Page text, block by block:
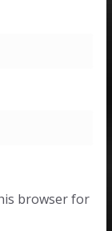
browser for